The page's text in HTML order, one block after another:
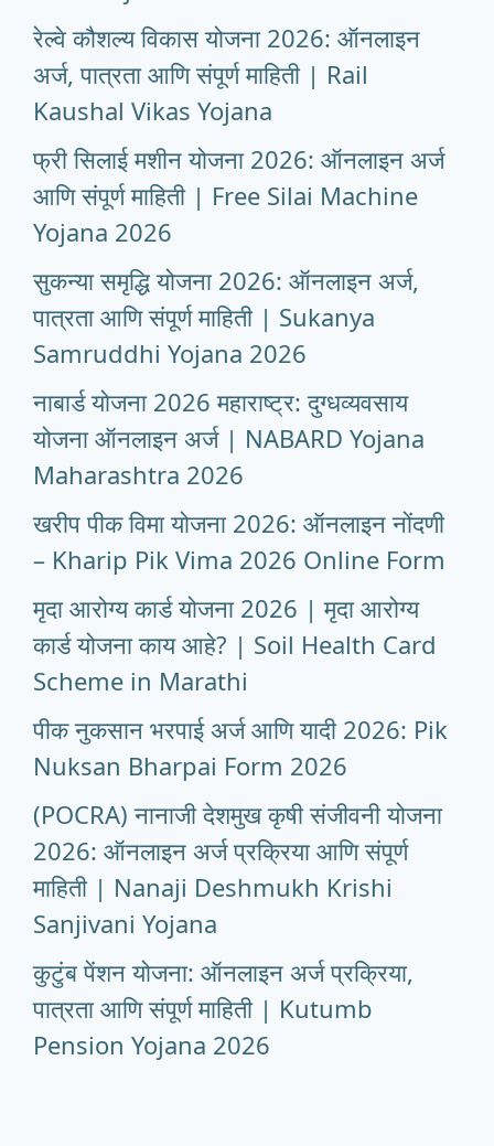
रेल्वे कौशल्य विकास योजना 2026: ऑनलाइन
अर्ज, पात्रता आणि संपूर्ण माहिती | Rail
Kaushal Vikas Yojana
फ्री सिलाई मशीन योजना 2026: ऑनलाइन अर्ज
आणि संपूर्ण माहिती | Free Silai Machine
Yojana 2026
सुकन्या समृद्धि योजना 2026: ऑनलाइन अर्ज,
पात्रता आणि संपूर्ण माहिती | Sukanya
Samruddhi Yojana 2026
नाबार्ड योजना 2026 महाराष्ट्र: दुग्धव्यवसाय
योजना ऑनलाइन अर्ज | NABARD Yojana
Maharashtra 2026
खरीप पीक विमा योजना 2026: ऑनलाइन नोंदणी
– Kharip Pik Vima 2026 Online Form
मृदा आरोग्य कार्ड योजना 2026 | मृदा आरोग्य
कार्ड योजना काय आहे? | Soil Health Card
Scheme in Marathi
पीक नुकसान भरपाई अर्ज आणि यादी 2026: Pik
Nuksan Bharpai Form 2026
(POCRA) नानाजी देशमुख कृषी संजीवनी योजना
2026: ऑनलाइन अर्ज प्रक्रिया आणि संपूर्ण
माहिती | Nanaji Deshmukh Krishi
Sanjivani Yojana
कुटुंब पेंशन योजना: ऑनलाइन अर्ज प्रक्रिया,
पात्रता आणि संपूर्ण माहिती | Kutumb
Pension Yojana 2026